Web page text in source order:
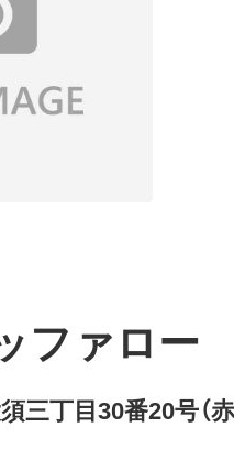
ファロー
丁目30番20号（